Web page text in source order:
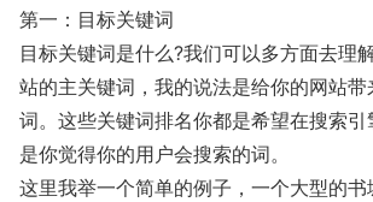
第一：目标关键词
目标关键词是什么?我们可以多方面去理
站的主关键词，我的说法是给你的网站
词。这些关键词排名你都是希望在搜索引
是你觉得你的用户会搜索的词。
这里我举一个简单的例子，一个大型的